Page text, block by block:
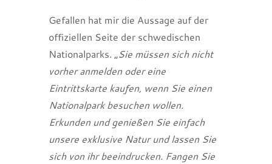
Gefallen hat mir die Aussage auf der
offiziellen Seite der schwedischen
Nationalparks. „Sie müssen sich nicht
vorher anmelden oder eine
Eintrittskarte kaufen, wenn Sie einen
Nationalpark besuchen wollen.
Erkunden und genießen Sie einfach
unsere exklusive Natur und lassen Sie
sich von ihr beeindrucken. Fangen Sie